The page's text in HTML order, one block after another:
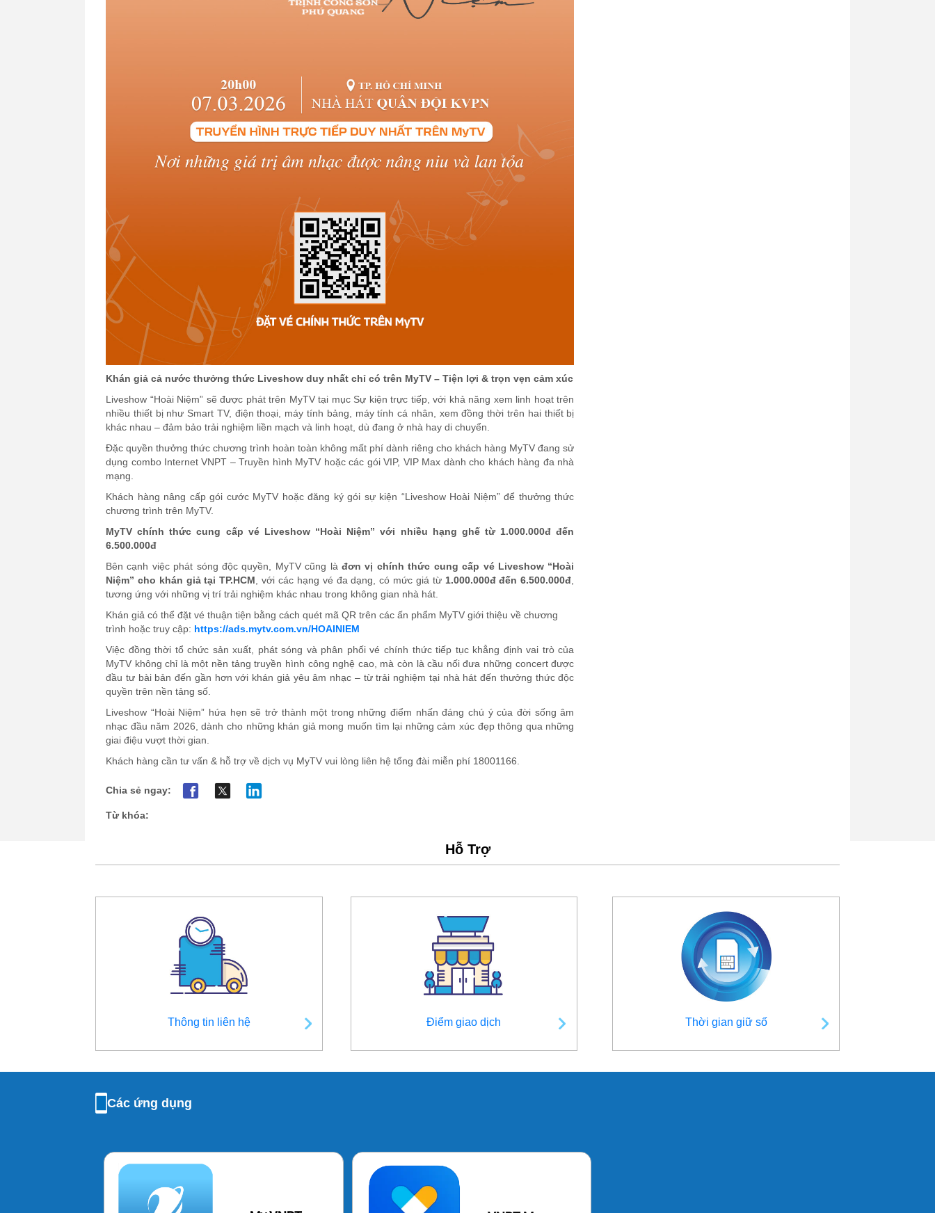
Khán giả cả nước thưởng thức Liveshow duy nhất chỉ có trên MyTV – Tiện lợi & trọn vẹn cảm xúc
Liveshow “Hoài Niệm” sẽ được phát trên MyTV tại mục Sự kiện trực tiếp,với khả năng xem linh hoạt trên
nhiều thiết bị như Smart TV, điện thoại, máy tính bảng
máy tính cá nhân, xemđồng thời trên hai thiết bị
khác nhau – đảm bảo trải nghiệm liền mạch và linh hoạt, dù đang ở nhà hay di chuyển.
Đặc quyền thưởng thức chương trình hoàn toàn không mất phí dành riêng cho khách hàng MyTVđangsử
dụng combo Internet VNPT – Truyền hình MyTV hoặc các gói VIP, VIP Max dành cho khách hàng đa nhà
mạng.
Khách hàng nâng cấp gói cước MyTV hoặcđăng ký gói sự kiện “Liveshow Hoài Niệm” để thưởng thức
chương trình trên MyTV.
MyTV chính thức cung cấp vé Liveshow “Hoài Niệm” với nhiều hạng ghế từ 1.000.000đ đến
6.500.000đ
Bên cạnh việc phát sóng độc quyền, MyTV cũng làđơn vị chính thức cung cấp vé Liveshow “Hoài
Niệm” cho khán giả tại TP.HCM , với các hạng vé đa dạng, có mức giá từ 1.000.000đ đến 6.500.000đ
tương ứng với những vị trí trải nghiệm khác nhau trong không gian nhà hát.
Khán giả có thể đặt vé thuận tiện bằng cách quét mã QR trên các ấn phẩm MyTV giới thiệu về chương
trình hoặc truy cập: https://ads.mytv.com.vn/HOAINIEM
Việc đồng thời tổ chức sản xuất, phát sóng và phân phối vé chính thức tiếp tục khẳng định vai trò của
MyTV không chỉ là một nền tảng truyền hình công nghệ cao, mà còn là cầu nối đưa những concert được
đầu tư bài bản đến gần hơn với khán giả yêu âm nhạc – từ trải nghiệm tại nhà hát đến thưởng thức độc
quyền trên nền tảng số.
Liveshow “Hoài Niệm” hứa hẹn sẽ trở thành một trong những điểm nhấn đáng chú ý của đời sống âm
nhạc đầu năm 2026, dành cho những khán giả mong muốn tìm lại những cảm xúc đẹp thông qua những
giai điệu vượt thời gian.
Khách hàng cần tư vấn & hỗ trợ về dịch vụ MyTV vui lòng liên hệ tổng đài miễn phí 18001166.
Chia sẻ ngay:
Từ khóa:
Hỗ Trợ
Thông tin liên hệ Điểm giao dịch Thời gian giữ số
Các ứng dụng